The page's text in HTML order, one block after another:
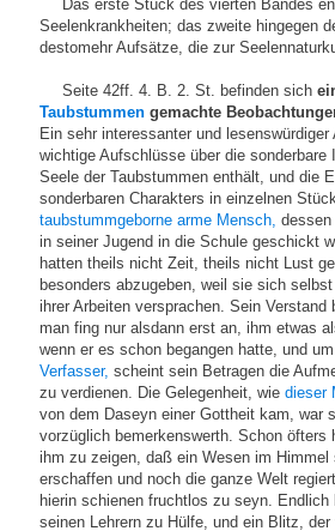
Das erste Stück des vierten Bandes
Seelenkrankheiten; das zweite hingegen
destomehr Aufsätze, die zur
Seite 42ff. 4. B. 2. St. befinden sich
Taubstummen gemachte
Ein sehr interessanter und
wichtige Aufschlüsse über die sonderbare
Seele der Taubstummen enthält, und die
sonderbaren Charakters in einzelnen
taubstummgeborne arme Mensch, dessen
in seiner Jugend in die Schule geschickt
hatten theils nicht Zeit, theils nicht Lust
besonders abzugeben, weil sie sich
ihrer Arbeiten versprachen. Sein Verstand
man fing nur alsdann erst an, ihm etwas
wenn er es schon begangen hatte, und
Verfasser, scheint sein Betragen die
zu verdienen. Die Gelegenheit, wie dieser
von dem Daseyn einer Gottheit kam, war
vorzüglich bemerkenswerth. Schon öfters
ihm zu zeigen, daß ein Wesen im Himmel
erschaffen und noch die ganze Welt
hierin schienen fruchtlos zu seyn. Endlich
seinen Lehrern zu Hülfe, und ein Blitz,